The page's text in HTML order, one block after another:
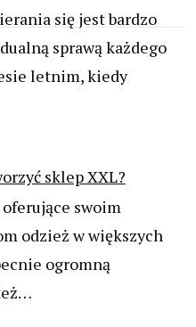
się jest bardzo
sprawą każdego
letnim, kiedy
sklep XXL?
swoim
odzież w większych
ogromną